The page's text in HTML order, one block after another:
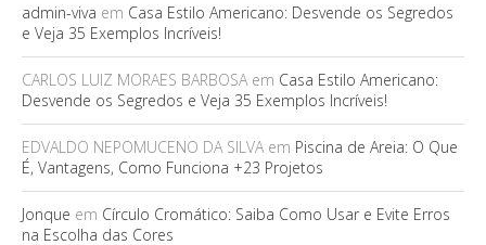
admin-viva em Casa Estilo Americano: Desvende os Segredos
e Veja 35 Exemplos Incríveis!
CARLOS LUIZ MORAES BARBOSAem Casa Estilo Americano:
Desvende os Segredos e Veja 35 Exemplos Incríveis!
EDVALDO NEPOMUCENO DA SILVAem Piscina de Areia: O Que
É, Vantagens, Como Funciona +23 Projetos
Jonque em Círculo Cromático: Saiba Como Usar e Evite Erros
na Escolha das Cores